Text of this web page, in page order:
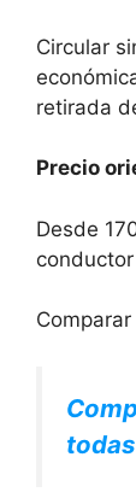
Circular
retirada
Precio
Desde